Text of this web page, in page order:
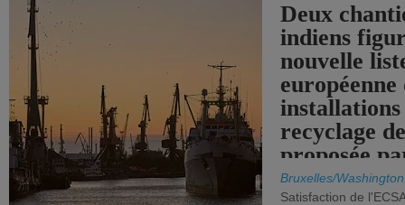
Deux
indiens
nouvelle
européenne
installations
recyclage
proposée
Bruxelles/Washington
Satisfaction de